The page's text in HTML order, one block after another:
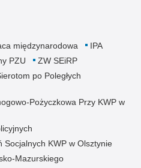
międzynarodowa
IPA
PZU
ZW SEiRP
po Poległych
Pożyczkowa Przy KWP w
Socjalnych KWP w Olsztynie
Mazurskiego